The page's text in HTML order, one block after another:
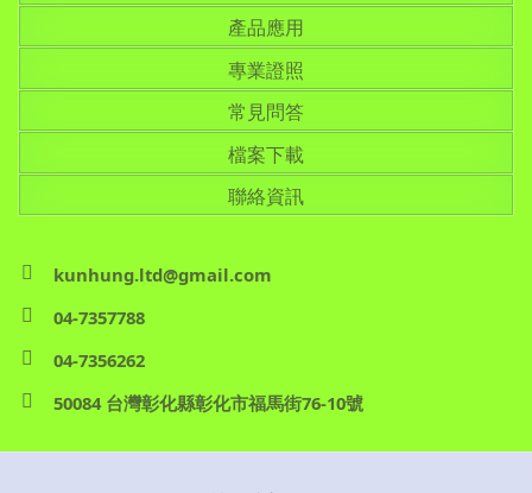
kunhung.ltd@gmail.com
04-7357788
04-7356262
50084 台灣彰化縣彰化市福馬街76-10號
產品應用
專業證照
常見問答
檔案下載
聯絡資訊